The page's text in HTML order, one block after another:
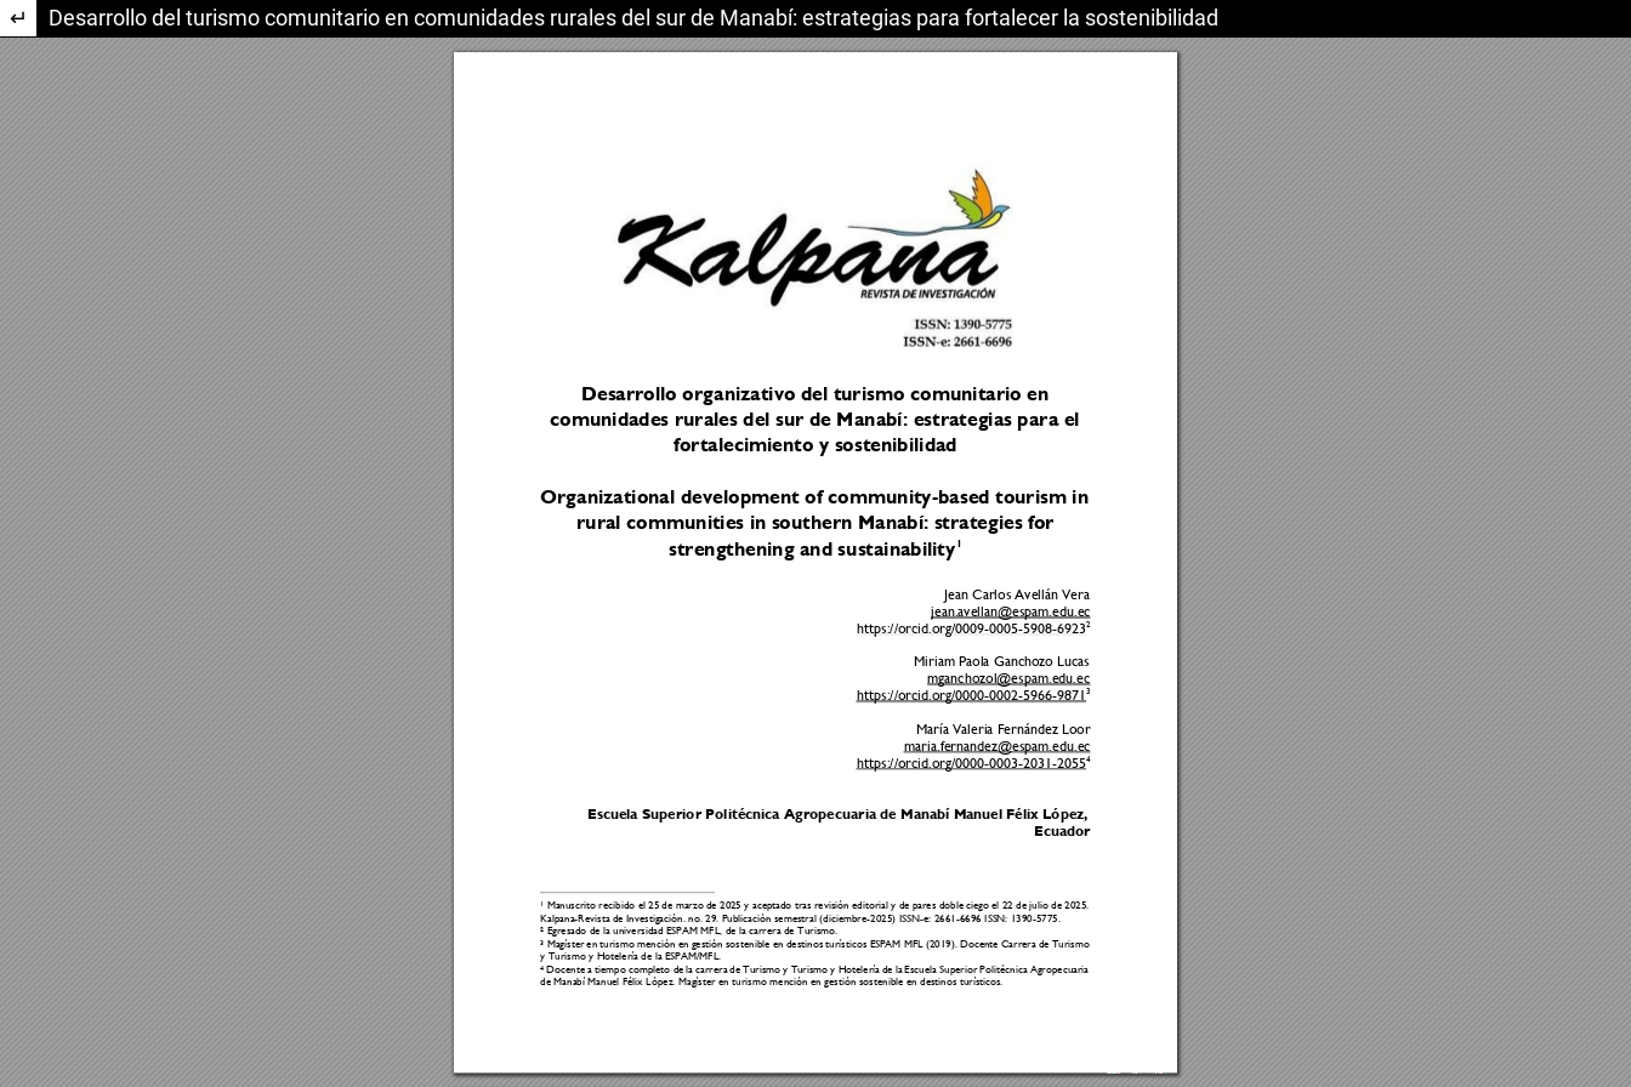
Volver a los detalles del artículo
Desarrollo del turismo comunitario en comunidades rurales del sur de Manabí: estrategias para fortalecer la sostenibilidad